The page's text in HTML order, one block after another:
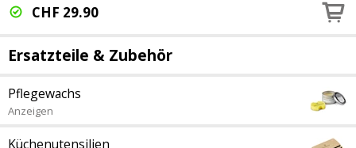
CHF 29.90
Ersatzteile & Zubehör
Pflegewachs
Anzeigen
Küchenutensilien